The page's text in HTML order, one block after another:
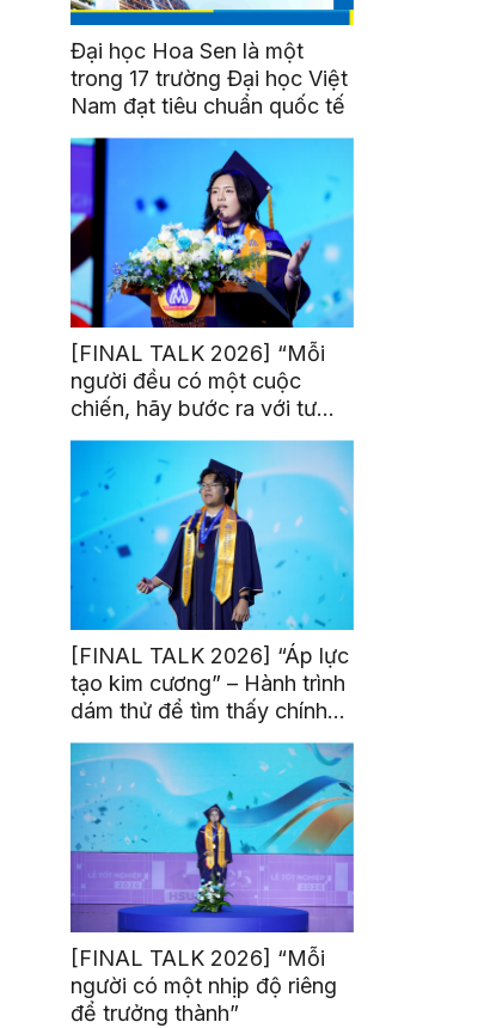
Đại học Hoa Sen là một
trong 17 trường Đại học Việt
Nam đạt tiêu chuẩn quốc tế
[FINAL TALK 2026] “Mỗi
người đều có một cuộc
chiến, hãy bước ra với tư
thế của người chiến thắng”
[FINAL TALK 2026] “Áp lực
tạo kim cương” – Hành trình
dám thử để tìm thấy chính
mình
[FINAL TALK 2026] “Mỗi
người có một nhịp độ riêng
để trưởng thành”